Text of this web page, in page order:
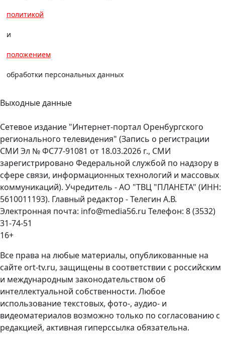
политикой
и
положением
обработки персональных данных
Выходные данные
Сетевое издание "Интернет-портал Оренбургского
регионального телевидения" (Запись о регистрации
СМИ Эл № ФС77-91081 от 18.03.2026 г., СМИ
зарегистрировано Федеральной службой по надзору в
сфере связи, информационных технологий и массовых
коммуникаций). Учредитель - АО "ТВЦ "ПЛАНЕТА" (ИНН:
5610011193). Главный редактор - Телегин А.В.
Электронная почта: info@media56.ru Телефон: 8 (3532)
31-74-51
16+
Все права на любые материалы, опубликованные на
сайте ort-tv.ru, защищены в соответствии с российским
и международным законодательством об
интеллектуальной собственности. Любое
использование текстовых, фото-, аудио- и
видеоматериалов возможно только по согласованию с
редакцией, активная гиперссылка обязательна.